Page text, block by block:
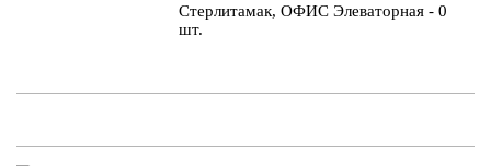
Стерлитамак, ОФИС Элеваторная - 0
шт.